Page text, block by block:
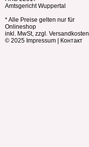
Amtsgericht Wuppertal
* Alle Preise gelten nur für
Onlineshop
inkl. MwSt, zzgl. Versandkosten
© 2025 Impressum Контакт